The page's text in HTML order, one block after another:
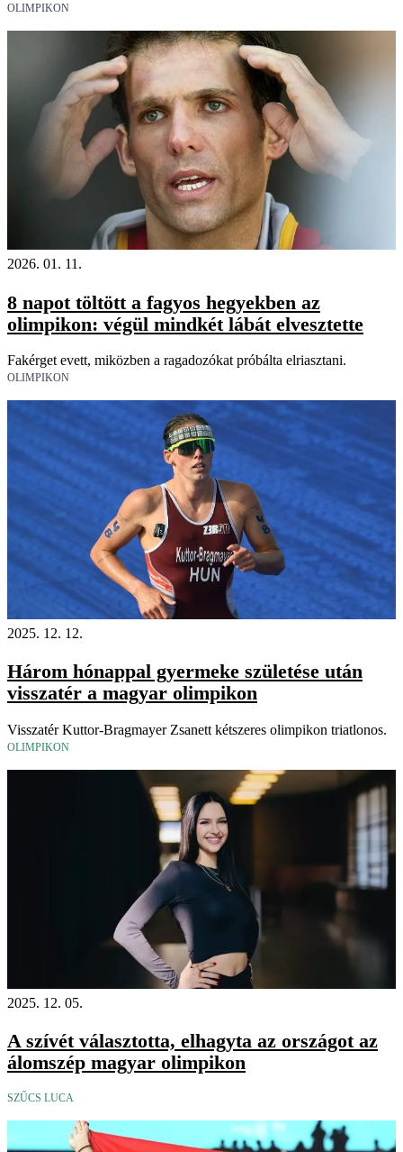
OLIMPIKON
2026. 01. 11.
8 napot töltött a fagyos hegyekben az
olimpikon: végül mindkét lábát elvesztette
Fakérget evett, miközben a ragadozókat próbálta elriasztani.
OLIMPIKON
2025. 12. 12.
Három hónappal gyermeke születése után
visszatér a magyar olimpikon
Visszatér Kuttor-Bragmayer Zsanett kétszeres olimpikon triatlonos.
OLIMPIKON
2025. 12. 05.
A szívét választotta, elhagyta az országot az
álomszép magyar olimpikon
SZŰCS LUCA